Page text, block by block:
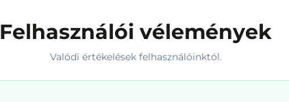
Felhasználói vélemények
Valódi értékelések felhasználóinktól.